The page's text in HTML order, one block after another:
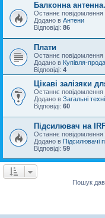
Балконна антенна.
Останнє повідомлення
Додано в Антени
Відповіді: 86
Плати
Останнє повідомлення
Додано в Купівля-
Відповіді: 4
Цікаві залізяки
Останнє повідомлення
Додано в Загальні
Відповіді: 60
Підсилювач на
Останнє повідомлення
Додано в Підсилювачі
Відповіді: 59
Пошук дав